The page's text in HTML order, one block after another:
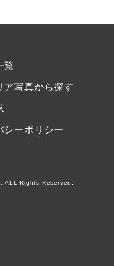
覧
ア写真から探す
シーポリシー
ALL Rights Reserved.